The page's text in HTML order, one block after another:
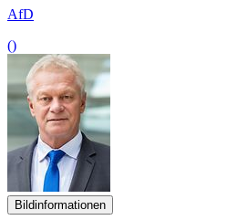
AfD
()
Bildinformationen